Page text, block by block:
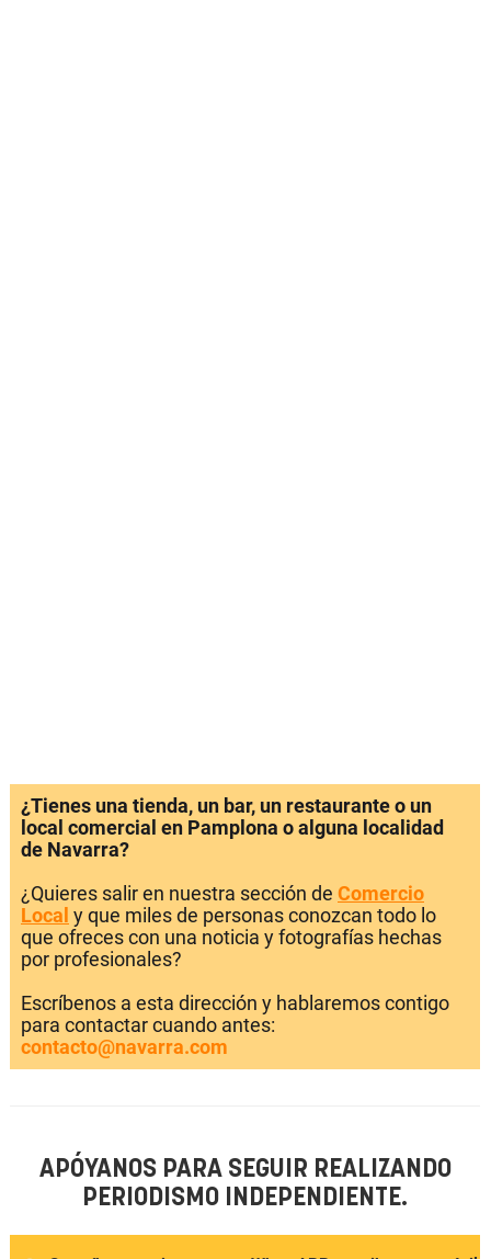
¿Tienes una tienda, un bar, un restaurante o un
local comercial en Pamplona o alguna localidad
de Navarra?
¿Quieres salir en nuestra sección de Comercio
Local y que miles de personas conozcan todo lo
que ofreces con una noticia y fotografías hechas
por profesionales?
Escríbenos a esta dirección y hablaremos contigo
para contactar cuando antes:
contacto@navarra.com
APÓYANOS PARA SEGUIR REALIZANDO
PERIODISMO INDEPENDIENTE.